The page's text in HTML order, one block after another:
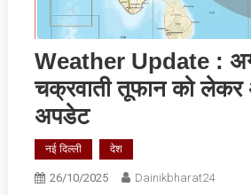
Weather Update :
चक्रवाती तूफान को
अपडेट
नई दिल्ली देश
26/10/2025 Dainikbharat24